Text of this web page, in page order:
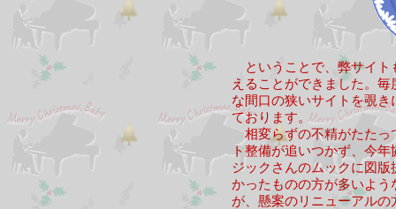
ということで、弊サイ
えることができました。
な間口の狭いサイトを覗
ております。
相変らずの不精がたたっ
ト整備が追いつかず、今
ジックさんのムックに図
かったものの方が多いよ
が、懸案のリニューアル